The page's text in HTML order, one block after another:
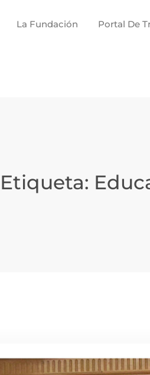
La Fundación Portal De
Etiqueta: